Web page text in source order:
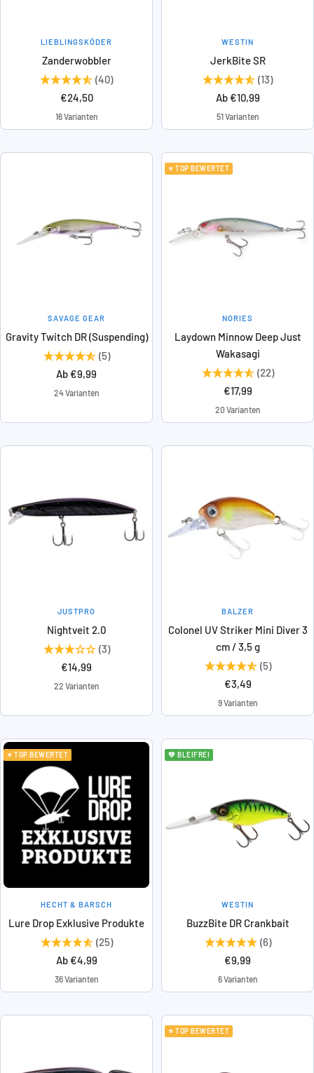
LIEBLINGSKÖDER
Zanderwobbler
(40)
Angebotspreis
€24,50
16 Varianten
WESTIN
JerkBite SR
(13)
Angebotspreis
Ab €10,99
51 Varianten
SAVAGE GEAR
Gravity Twitch DR (Suspending)
(5)
Angebotspreis
Ab €9,99
24 Varianten
⭐ TOP BEWERTET
NORIES
Laydown Minnow Deep Just
Wakasagi
(22)
Angebotspreis
€17,99
20 Varianten
JUSTPRO
Nightveit 2.0
(3)
Angebotspreis
€14,99
22 Varianten
BALZER
Colonel UV Striker Mini Diver 3
cm / 3,5 g
(5)
Angebotspreis
€3,49
9 Varianten
⭐ TOP BEWERTET
HECHT & BARSCH
Lure Drop Exklusive Produkte
(25)
Angebotspreis
Ab €4,99
36 Varianten
💚 BLEIFREI
WESTIN
BuzzBite DR Crankbait
(6)
Angebotspreis
€9,99
6 Varianten
⭐ TOP BEWERTET